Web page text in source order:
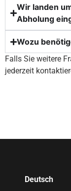
Wir landen
Abholung
Wozu
Falls Sie weitere
jederzeit
Deutsch